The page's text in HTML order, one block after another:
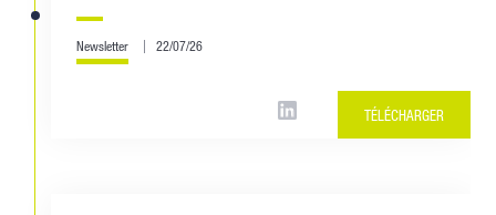
Newsletter 22/07/26
TÉLÉCHARGER